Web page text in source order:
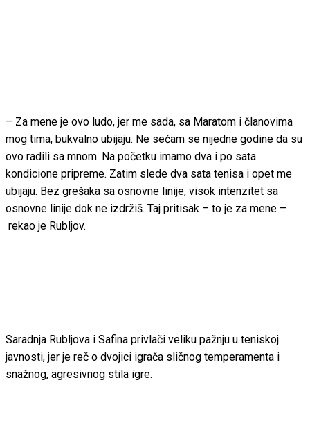
– Za mene je ovo ludo, jer me sada, sa Maratom i članovima
mog tima, bukvalno ubijaju. Ne sećam se nijedne godine da su
ovo radili sa mnom. Na početku imamo dva i po sata
kondicione pripreme. Zatim slede dva sata tenisa i opet me
ubijaju. Bez grešaka sa osnovne linije, visok intenzitet sa
osnovne linije dok ne izdržiš. Taj pritisak – to je za mene –
rekao je Rubljov.
Saradnja Rubljova i Safina privlači veliku pažnju u teniskoj
javnosti, jer je reč o dvojici igrača sličnog temperamenta i
snažnog, agresivnog stila igre.